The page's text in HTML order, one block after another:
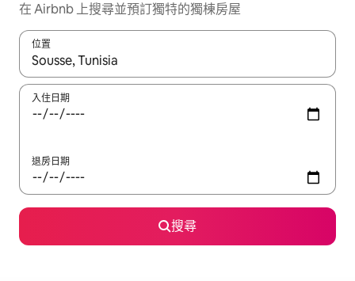
在 Airbnb 上搜尋並預訂獨特的獨棟房屋
位置
如有搜尋結果，瀏覽內容時請使用上下箭頭，或輕點、滑動裝置。
入住日期
退房日期
搜尋